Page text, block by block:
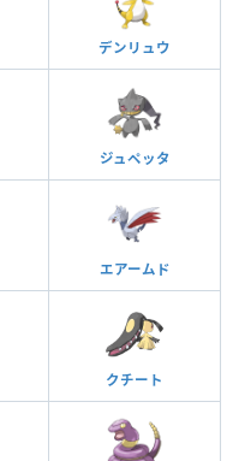
デンリュウ
ジュペッタ
エアームド
クチート